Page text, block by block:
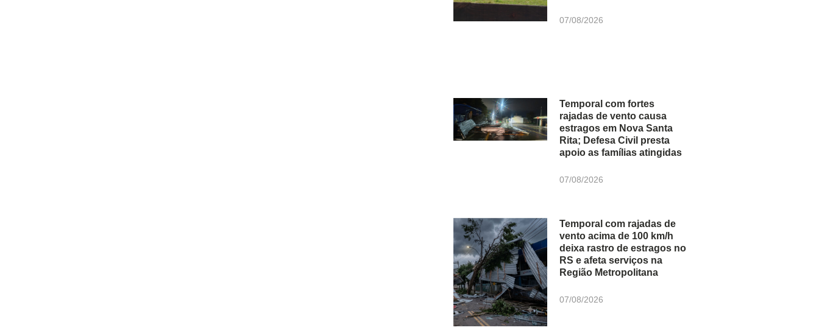
07/08/2026
Temporal com fortes
rajadas de vento causa
estragos em Nova Santa
Rita; Defesa Civil presta
apoio as famílias atingidas
07/08/2026
Temporal com rajadas de
vento acima de 100 km/h
deixa rastro de estragos no
RS e afeta serviços na
Região Metropolitana
07/08/2026